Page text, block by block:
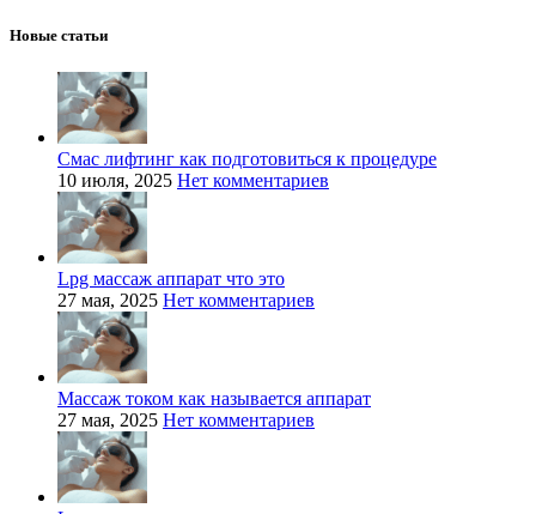
Новые статьи
Смас лифтинг как подготовиться к процедуре
10 июля, 2025 Нет комментариев
Lpg массаж аппарат что это
27 мая, 2025 Нет комментариев
Массаж током как называется аппарат
27 мая, 2025 Нет комментариев